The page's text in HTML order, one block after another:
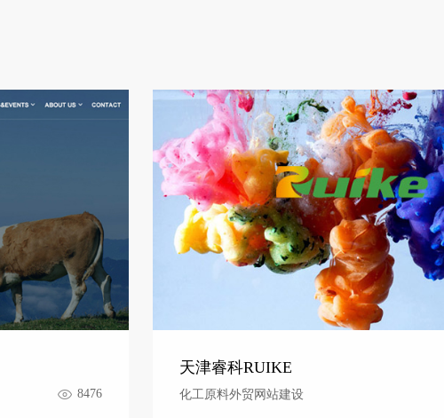
8476
天津睿科RUIKE
化工原料外贸网站建设